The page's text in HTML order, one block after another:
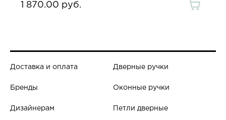
1 870.00 руб.
Доставка и оплата
Бренды
Дизайнерам
Дверные ручки
Оконные ручки
Петли дверные